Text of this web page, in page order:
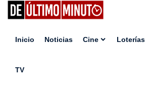
Inicio Noticias Cine Loterías
TV